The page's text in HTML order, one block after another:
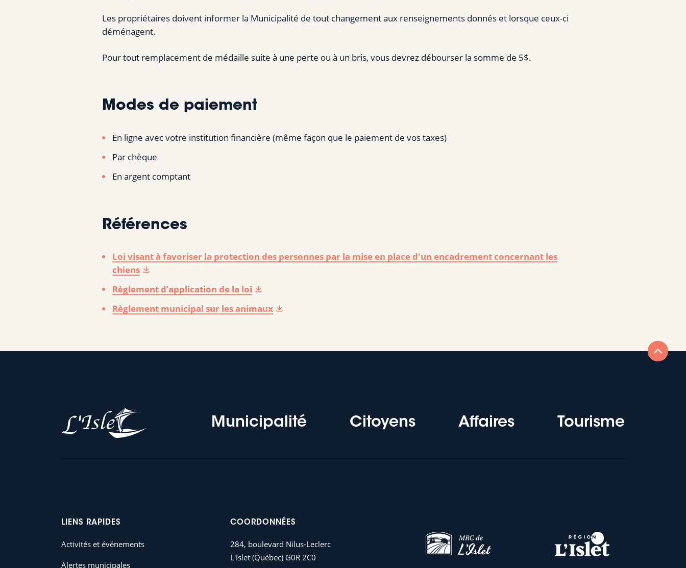
Les propriétaires doivent informer la Municipalité de tout changement aux renseignements donnés et lorsque ceux-ci
déménagent.
Pour tout remplacement de médaille suite à une perte ou à un bris, vous devrez débourser la somme de 5$.
Modes de paiement
En ligne avec votre institution financière (même façon que le paiement de vos taxes)
Par chèque
En argent comptant
Références
Loi visant à favoriser la protection des personnes par la mise en place d'un encadrement concernant les
chiens
Règlement d’application de la loi
Règlement municipal sur les animaux
Municipalité Citoyens Affaires Tourisme
LIENS RAPIDES
Activités et événements
Alertes municipales
COORDONNÉES
284, boulevard Nilus-Leclerc
L'Islet (Québec) G0R 2C0